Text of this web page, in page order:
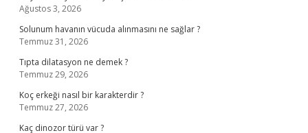
Ağustos 3, 2026
Solunum havanın vücuda alınmasını ne sağlar ?
Temmuz 31, 2026
Tıpta dilatasyon ne demek ?
Temmuz 29, 2026
Koç erkeği nasıl bir karakterdir ?
Temmuz 27, 2026
Kaç dinozor türü var ?